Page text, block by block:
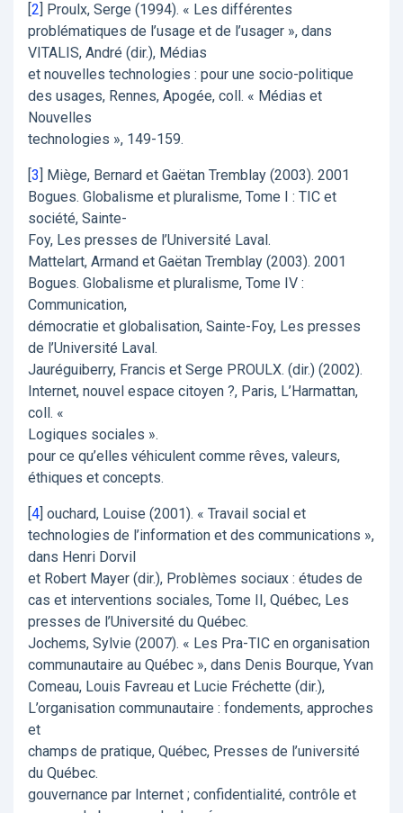
2
Proulx, Serge (1994). « Les différentes
problématiques de l’usage et de l’usager », dans
VITALIS, André (dir.), Médias
et nouvelles technologies : pour une socio-politique
des usages, Rennes, Apogée, coll. « Médias et
Nouvelles
technologies », 149-159.
3
Miège, Bernard et Gaëtan Tremblay (2003). 2001
Bogues. Globalisme et pluralisme, Tome I : TIC et
société, Sainte-
Foy, Les presses de l’Université Laval.
Mattelart, Armand et Gaëtan Tremblay (2003). 2001
Bogues. Globalisme et pluralisme, Tome IV :
Communication,
démocratie et globalisation, Sainte-Foy, Les presses
de l’Université Laval.
Jauréguiberry, Francis et Serge PROULX. (dir.) (2002).
Internet, nouvel espace citoyen ?, Paris, L’Harmattan,
coll. «
Logiques sociales ».
pour ce qu’elles véhiculent comme rêves, valeurs,
éthiques et concepts.
4 ouchard, Louise (2001). « Travail social et
technologies de l’information et des communications »,
dans Henri Dorvil
et Robert Mayer (dir.), Problèmes sociaux : études de
cas et interventions sociales, Tome II, Québec, Les
presses de l’Université du Québec.
Jochems, Sylvie (2007). « Les Pra-TIC en organisation
communautaire au Québec », dans Denis Bourque, Yvan
Comeau, Louis Favreau et Lucie Fréchette (dir.),
L’organisation communautaire : fondements, approches
et
champs de pratique, Québec, Presses de l’université
du Québec.
gouvernance par Internet ; confidentialité, contrôle et